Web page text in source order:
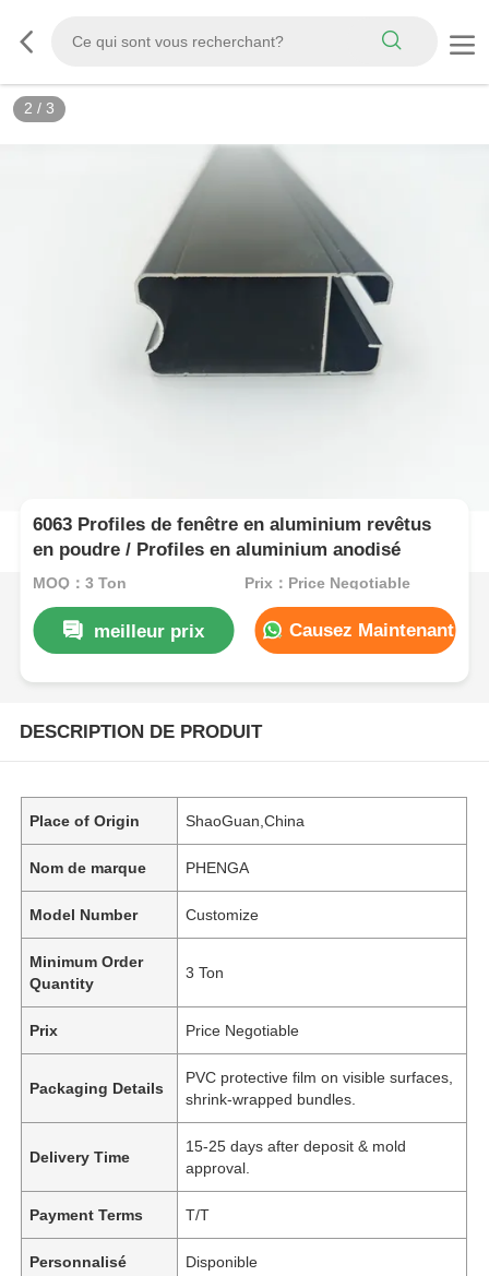
2 / 3
6063 Profiles de fenêtre en aluminium revêtus
en poudre / Profiles en aluminium anodisé
MOQ：3 Ton Prix：Price Negotiable
meilleur prix Causez Maintenant
DESCRIPTION DE PRODUIT
Place of Origin ShaoGuan,China
Nom de marque PHENGA
Model Number Customize
Minimum Order
Quantity
3 Ton
Prix Price Negotiable
Packaging Details
PVC protective film on visible surfaces,
shrink-wrapped bundles.
Delivery Time
15-25 days after deposit & mold
approval.
Payment Terms T/T
Personnalisé Disponible